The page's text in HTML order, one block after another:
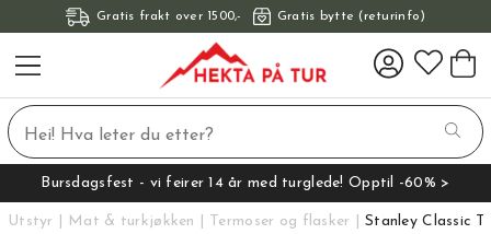
Gratis frakt over 1500,- Gratis bytte (returinfo)
Bursdagsfest - vi feirer 14 år med turglede! Opptil -60% >
Utstyr Mat & turkjøkken Termoser og flasker Stanley Classic